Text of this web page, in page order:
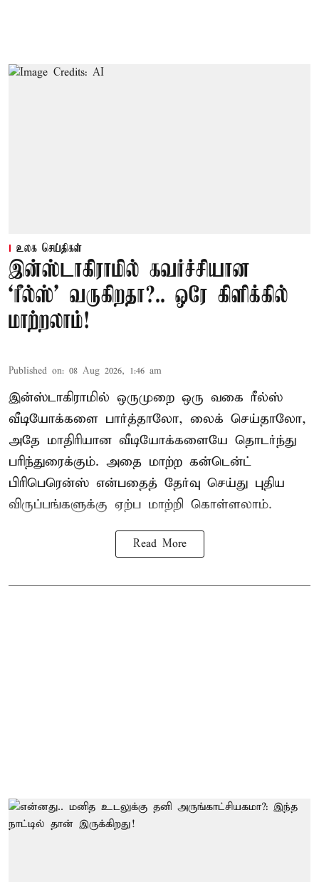
உலக செய்திகள்
இன்ஸ்டாகிராமில் கவர்ச்சியான
‘ரீல்ஸ்’ வருகிறதா?.. ஒரே கிளிக்கில்
மாற்றலாம்!
Published on: 08 Aug 2026, 1:46 am
இன்ஸ்டாகிராமில் ஒருமுறை ஒரு வகை ரீல்ஸ்
வீடியோக்களை பார்த்தாலோ, லைக் செய்தாலோ,
அதே மாதிரியான வீடியோக்களையே தொடர்ந்து
பரிந்துரைக்கும். அதை மாற்ற கன்டென்ட்
பிரிபெரென்ஸ் என்பதைத் தேர்வு செய்து புதிய
விருப்பங்களுக்கு ஏற்ப மாற்றி கொள்ளலாம்.
Read More